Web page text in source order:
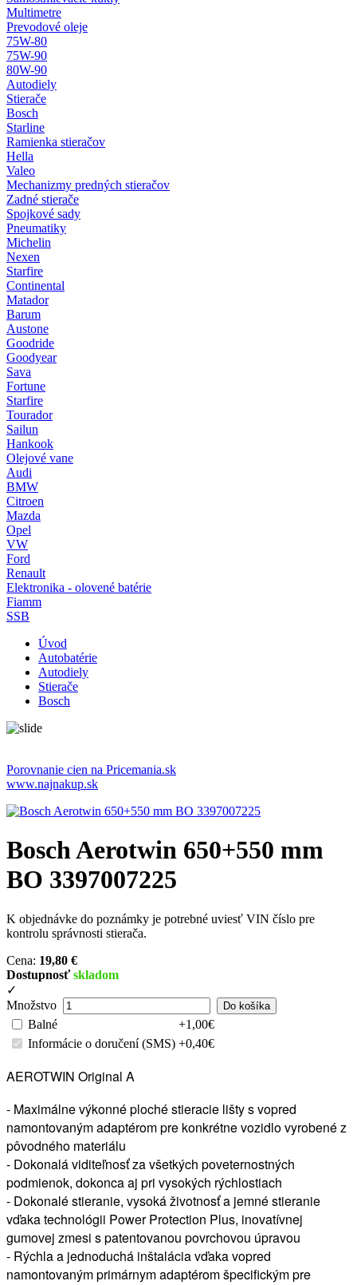
Multimetre
Prevodové oleje
75W-80
75W-90
80W-90
Autodiely
Stierače
Bosch
Starline
Ramienka stieračov
Hella
Valeo
Mechanizmy predných stieračov
Zadné stierače
Spojkové sady
Pneumatiky
Michelin
Nexen
Starfire
Continental
Matador
Barum
Austone
Goodride
Goodyear
Sava
Fortune
Starfire
Tourador
Sailun
Hankook
Olejové vane
Audi
BMW
Citroen
Mazda
Opel
VW
Ford
Renault
Elektronika - olovené batérie
Fiamm
SSB
Úvod
Autobatérie
Autodiely
Stierače
Bosch
Porovnanie cien na Pricemania.sk
www.najnakup.sk
Bosch Aerotwin 650+550 mm
BO 3397007225
K objednávke do poznámky je potrebné uviesť VIN číslo pre
kontrolu správnosti stierača.
Cena: 19,80 €
Dostupnosť skladom
✓
Množstvo
Balné
+1,00€
Informácie o doručení (SMS) +0,40€
AEROTWIN Original A
- Maximálne výkonné ploché stieracie lišty s vopred
namontovaným adaptérom pre konkrétne vozidlo vyrobené z
pôvodného materiálu
- Dokonalá viditeľnosť za všetkých poveternostných
podmienok, dokonca aj pri vysokých rýchlostiach
- Dokonalé stieranie, vysoká životnosť a jemné stieranie
vďaka technológii Power Protection Plus, inovatívnej
gumovej zmesi s patentovanou povrchovou úpravou
- Rýchla a jednoduchá inštalácia vďaka vopred
namontovaným primárnym adaptérom špecifickým pre